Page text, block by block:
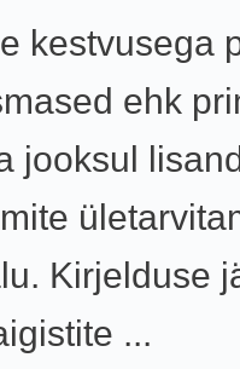
kestvusega
ehk
jooksul
Kirjelduse
...